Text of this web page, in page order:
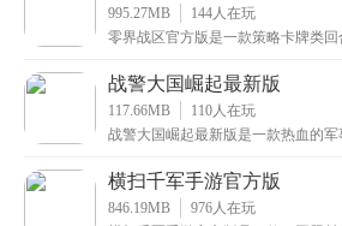
995.27MB 144 人在玩
零界战区官方版是一款策略卡牌类
精彩
战警大国崛起最新版
117.66MB 110 人在玩
战警大国崛起最新版是一款热血的
将玩
横扫千军手游官方版
846.19MB 976 人在玩